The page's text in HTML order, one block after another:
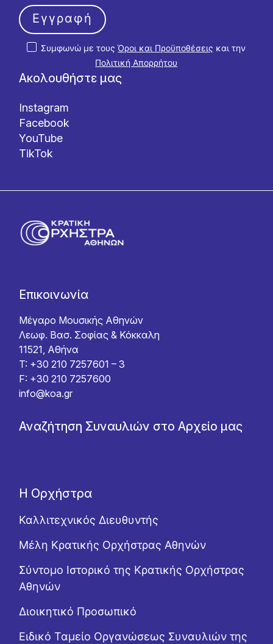
Ακολουθήστε μας
Instagram
Facebook
YouTube
TikTok
Συμφωνώ με τουςΌροι και Προϋποθέσεις και την
Πολιτική Απορρήτου
Εγγραφή
Επικοινωνία
Μέγαρο Μουσικής Αθηνών
Λεωφ. Βασ. Σοφίας & Κόκκαλη
11521, Αθήνα
T: +30 210 7257601 – 3
F: +30 210 7257600
info@koa.gr
Αναζήτηση Συναυλιών στο Αρχείο μας
Η Ορχήστρα
Καλλιτεχνικός Διευθυντής
Μέλη Κρατικής Ορχήστρας Αθηνών
Σύντομο Ιστορικό της Κρατικής Ορχήστρας
Αθηνών
Διοικητικό Προσωπικό
Ειδικό Ταμείο Οργανώσεως Συναυλιών της